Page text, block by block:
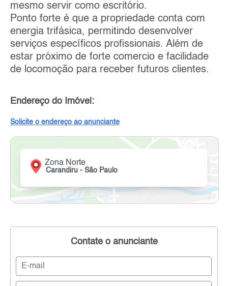
mesmo servir como escritório.
Ponto forte é que a propriedade conta com
energia trifásica, permitindo desenvolver
serviços específicos profissionais. Além de
estar próximo de forte comercio e facilidade
de locomoção para receber futuros clientes.
Endereço do Imóvel:
Solicite o endereço ao anunciante
Zona Norte
Carandiru - São Paulo
Contate o anunciante